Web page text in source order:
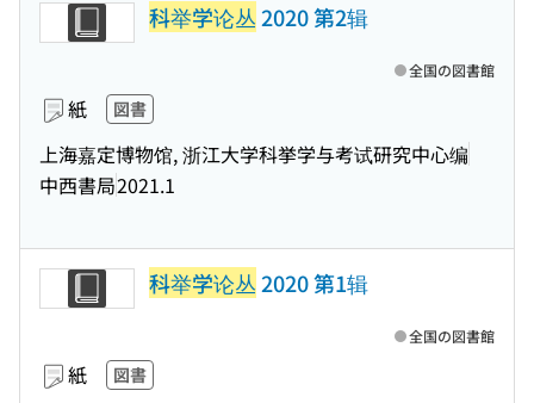
科举学论丛2020 第2辑
紙 図書
上海嘉定博物馆, 浙江大学科挙学与考试研究中心编
中西書局2021.1
全国の図書館
科举学论丛2020 第1辑
紙 図書
全国の図書館